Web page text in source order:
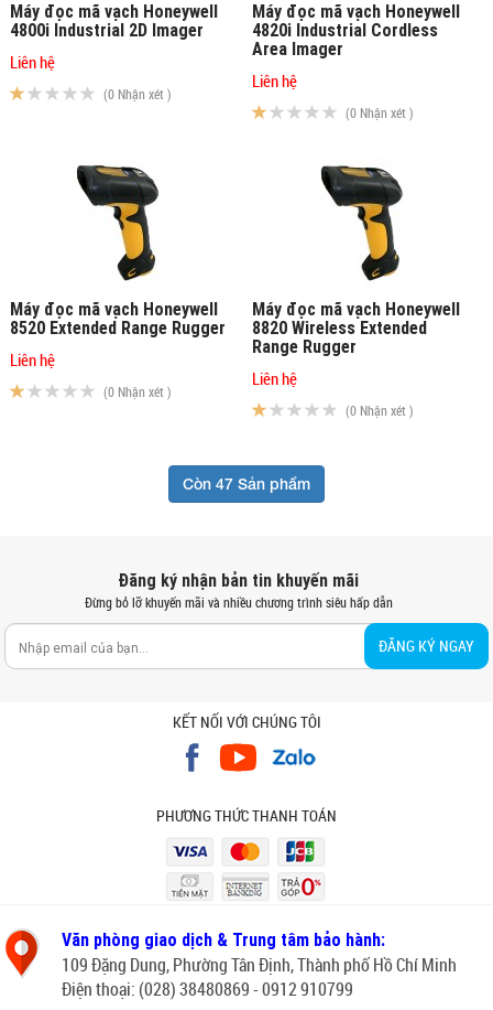
Máy đọc mã vạch Honeywell
4800i Industrial 2D Imager
Liên hệ
(0 Nhận xét )
Máy đọc mã vạch Honeywell
4820i Industrial Cordless
Area Imager
Liên hệ
(0 Nhận xét )
Máy đọc mã vạch Honeywell
8520 Extended Range Rugger
Liên hệ
(0 Nhận xét )
Máy đọc mã vạch Honeywell
8820 Wireless Extended
Range Rugger
Liên hệ
(0 Nhận xét )
Còn 47 Sản phẩm
Đăng ký nhận bản tin khuyến mãi
Đừng bỏ lỡ khuyến mãi và nhiều chương trình siêu hấp dẫn
ĐĂNG KÝ NGAY
KẾT NỐI VỚI CHÚNG TÔI
PHƯƠNG THỨC THANH TOÁN
Văn phòng giao dịch & Trung tâm bảo hành:
109 Đặng Dung, Phường Tân Định, Thành phố Hồ Chí Minh
Điện thoại: (028) 38480869 - 0912 910799